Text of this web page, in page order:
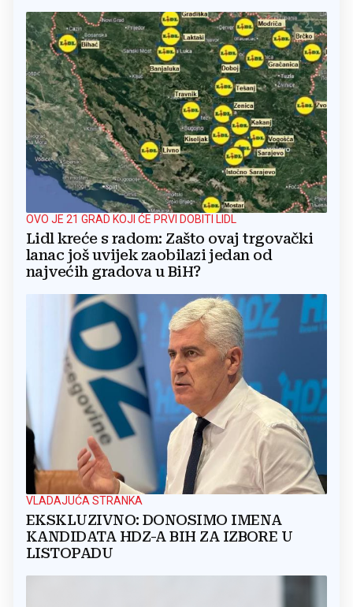
OVO JE 21 GRAD KOJI ĆE PRVI DOBITI LIDL
Lidl kreće s radom: Zašto ovaj trgovački
lanac još uvijek zaobilazi jedan od
najvećih gradova u BiH?
VLADAJUĆA STRANKA
EKSKLUZIVNO: DONOSIMO IMENA
KANDIDATA HDZ-A BIH ZA IZBORE U
LISTOPADU